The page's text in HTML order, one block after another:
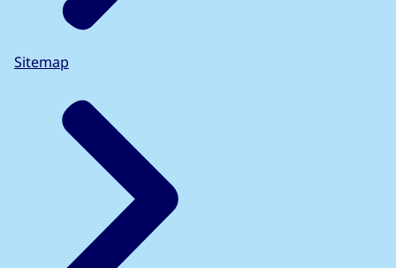
Sitemap